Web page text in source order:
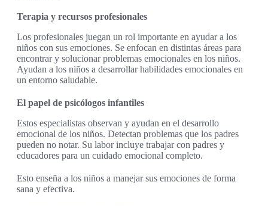
Terapia y recursos profesionales
Los profesionales juegan un rol importante en ayudar a los
niños con sus emociones. Se enfocan en distintas áreas para
encontrar y solucionar problemas emocionales en los niños.
Ayudan a los niños a desarrollar habilidades emocionales en
un entorno saludable.
El papel de psicólogos infantiles
Estos especialistas observan y ayudan en el desarrollo
emocional de los niños. Detectan problemas que los padres
pueden no notar. Su labor incluye trabajar con padres y
educadores para un cuidado emocional completo.
Esto enseña a los niños a manejar sus emociones de forma
sana y efectiva.